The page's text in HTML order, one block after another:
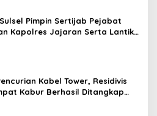
Pimpin Sertijab Pejabat
Kapolres Jajaran Serta Lantik
Kapolresta Gowa
Kabel Tower, Residivis
Kabur Berhasil Ditangkap
di Jeneponto